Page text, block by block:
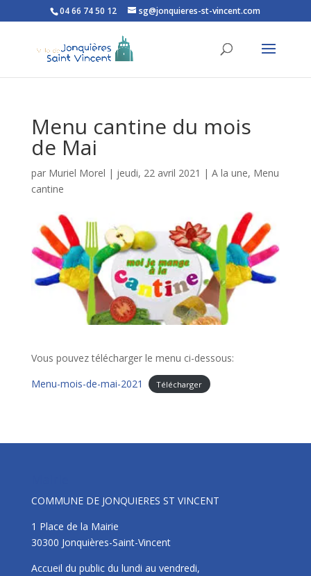
Ouvrir la barre d’outils
04 66 74 50 12 sg@jonquieres-st-vincent.com
Menu cantine du mois
de Mai
par Muriel Morel | jeudi, 22 avril 2021 | A la une, Menu
cantine
Vous pouvez télécharger le menu ci-dessous:
Menu-mois-de-mai-2021
Télécharger
COMMUNE DE JONQUIERES ST VINCENT
1 Place de la Mairie
30300 Jonquières-Saint-Vincent
Accueil du public du lundi au vendredi,